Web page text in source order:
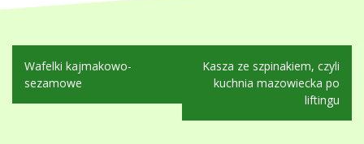
Nawigacja
wpisu
Wafelki kajmakowo-
sezamowe
Kasza ze szpinakiem, czyli
kuchnia mazowiecka po
liftingu